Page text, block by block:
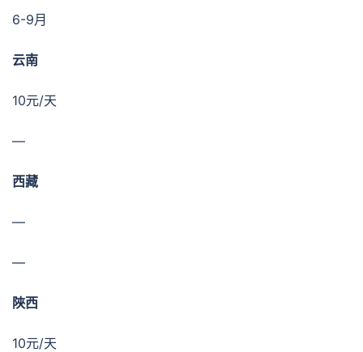
6-9月
云南
10元/天
—
西藏
—
—
陜西
10元/天